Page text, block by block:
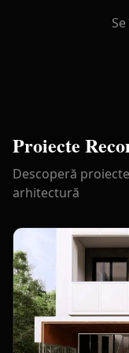
Proiecte
Descoperă
arhitectură